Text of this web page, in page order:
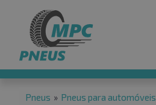
Pneus » Pneus para automóveis